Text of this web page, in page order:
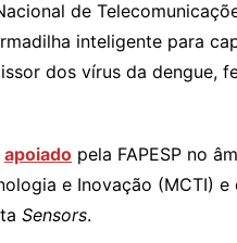
de
inteligente para
dos vírus da dengue,
apoiado pela FAPESP no
e Inovação (MCTI) e
Sensors.